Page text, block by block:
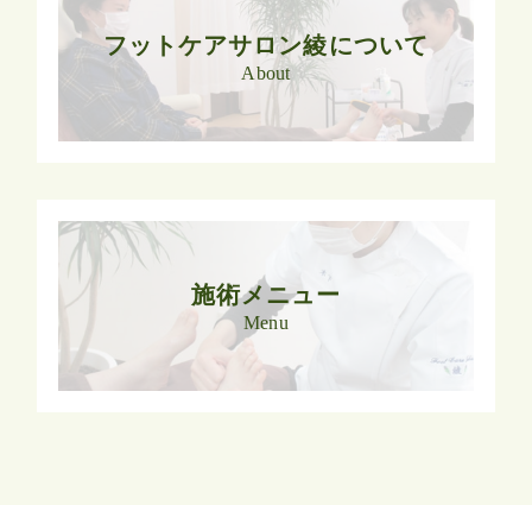
フットケアサロン綾について
About
施術メニュー
Menu